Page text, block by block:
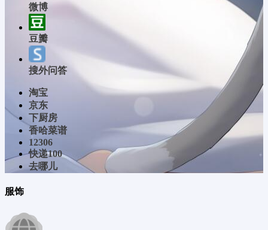
微博
豆瓣
搜外问答
淘宝
京东
下厨房
香哈菜谱
12306
快递100
去哪儿
服饰